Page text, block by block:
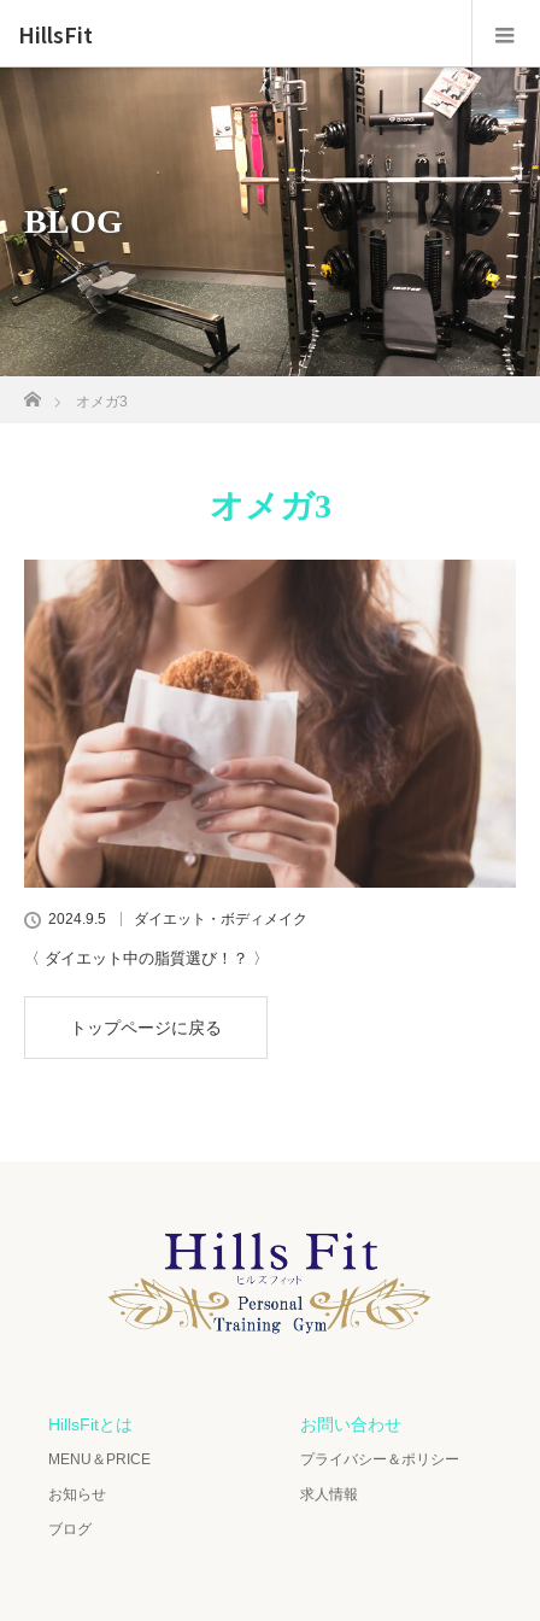
HillsFit
BLOG
オメガ3
オメガ3
2024.9.5 ダイエット・ボディメイク
〈 ダイエット中の脂質選び！？ 〉
トップページに戻る
HillsFitとは
MENU＆PRICE
お知らせ
ブログ
お問い合わせ
プライバシー＆ポリシー
求人情報